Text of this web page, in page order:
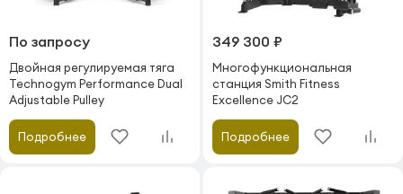
По запросу
Двойная регулируемая тяга
Technogym Performance Dual
Adjustable Pulley
Подробнее
349 300 ₽
Многофункциональная
станция Smith Fitness
Excellence JC2
Подробнее